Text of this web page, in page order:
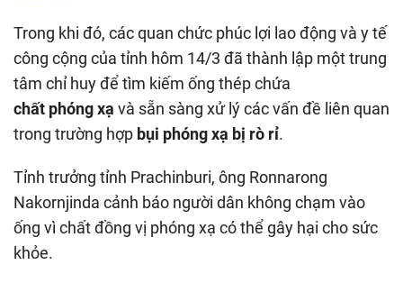
Trong khi đó, các quan chức phúc lợi lao động và y tế
công cộng của tỉnh hôm 14/3 đã thành lập một trung
tâm chỉ huy để tìm kiếm ống thép chứa
chất phóng xạ và sẵn sàng xử lý các vấn đề liên quan
trong trường hợp bụi phóng xạ bị rò rỉ.
Tỉnh trưởng tỉnh Prachinburi, ông Ronnarong
Nakornjinda cảnh báo người dân không chạm vào
ống vì chất đồng vị phóng xạ có thể gây hại cho sức
khỏe.